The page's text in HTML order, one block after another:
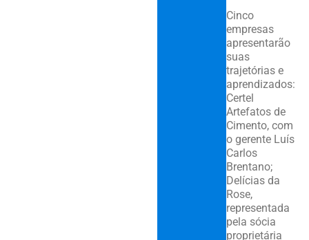
Cinco
empresas
apresentarão
suas
trajetórias e
aprendizados:
Certel
Artefatos de
Cimento, com
o gerente Luís
Carlos
Brentano;
Delícias da
Rose,
representada
pela sócia
proprietária